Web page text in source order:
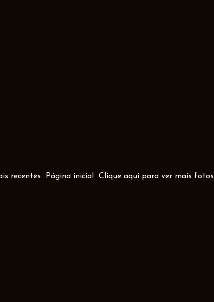
recentes Página inicial Clique aqui para ver mais fotos